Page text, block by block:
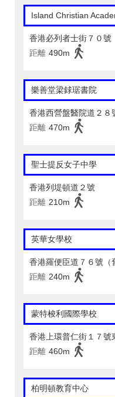
Island Christian
香港必列者士街７０號
距離 490m
樂善堂梁銶琚書院
香港西營盤醫院道２８
距離 470m
聖士提反女子中學
香港列堤頓道２號
距離 210m
英華女學校
香港羅便臣道７６號（
距離 240m
蒙特梭利國際學校
香港上環普仁街１７號
距離 460m
柏明頓教育中心